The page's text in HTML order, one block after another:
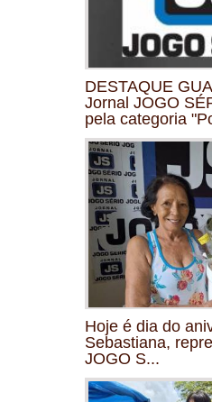
DESTAQUE
Jornal JOGO
pela categoria
Hoje é dia do
Sebastiana,
JOGO S...